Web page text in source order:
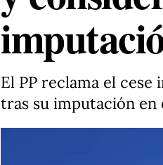
El PP reclama el
tras su imputación en